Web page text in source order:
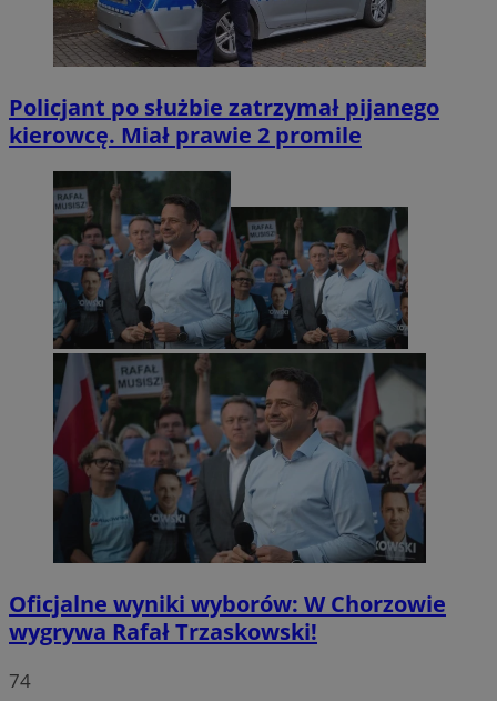
Policjant po służbie zatrzymał pijanego
kierowcę. Miał prawie 2 promile
Oficjalne wyniki wyborów: W Chorzowie
wygrywa Rafał Trzaskowski!
74